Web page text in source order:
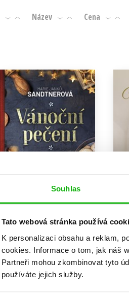
Souhlas
Tato webová stránka používá
K personalizaci obsahu a reklam,
cookies. Informace o tom, jak náš
Partneři mohou zkombinovat tyto
používáte jejich služby.
Jazyky
Komiks
Název Cena
Vánoční pečení
Marie Janků-Sandtnerová
Do košíku